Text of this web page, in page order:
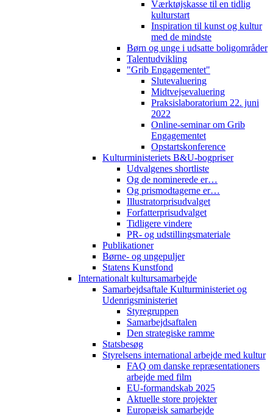
Værktøjskasse til en tidlig
kulturstart
Inspiration til kunst og kultur
med de mindste
Børn og unge i udsatte boligområder
Talentudvikling
"Grib Engagementet"
Slutevaluering
Midtvejsevaluering
Praksislaboratorium 22. juni
2022
Online-seminar om Grib
Engagementet
Opstartskonference
Kulturministeriets B&U-bogpriser
Udvalgenes shortliste
Og de nominerede er…
Og prismodtagerne er…
Illustratorprisudvalget
Forfatterprisudvalget
Tidligere vindere
PR- og udstillingsmateriale
Publikationer
Børne- og ungepuljer
Statens Kunstfond
Internationalt kultursamarbejde
Samarbejdsaftale Kulturministeriet og
Udenrigsministeriet
Styregruppen
Samarbejdsaftalen
Den strategiske ramme
Statsbesøg
Styrelsens international arbejde med kultur
FAQ om danske repræsentationers
arbejde med film
EU-formandskab 2025
Aktuelle store projekter
Europæisk samarbejde